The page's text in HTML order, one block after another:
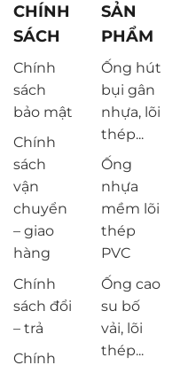
CHÍNH
SÁCH
Chính
sách
bảo mật
Chính
sách
vận
chuyển
– giao
hàng
Chính
sách đổi
– trả
Chính
SẢN
PHẨM
Ống hút
bụi gân
nhựa, lõi
thép...
Ống
nhựa
mềm lõi
thép
PVC
Ống cao
su bố
vải, lõi
thép...